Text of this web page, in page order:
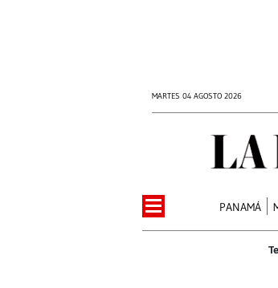
MARTES 04 AGOSTO 2026
PANAMÁ